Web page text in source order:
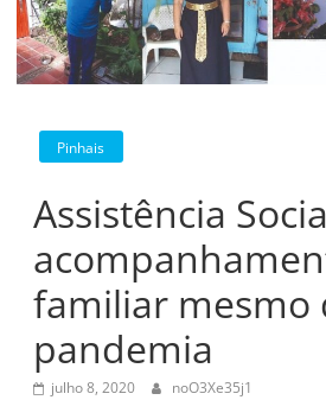
Pinhais
Assistência
familiar mesmo
pandemia
julho 8, 2020 noO3Xe35j1